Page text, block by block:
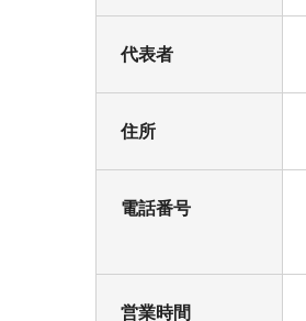
代表者
住所
電話番号
営業時間